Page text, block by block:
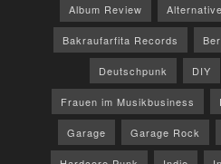
Album Review Alternative
Bakraufarfita Records
Deutschpunk DIY
Frauen im Musikbusiness
Garage Garage Rock